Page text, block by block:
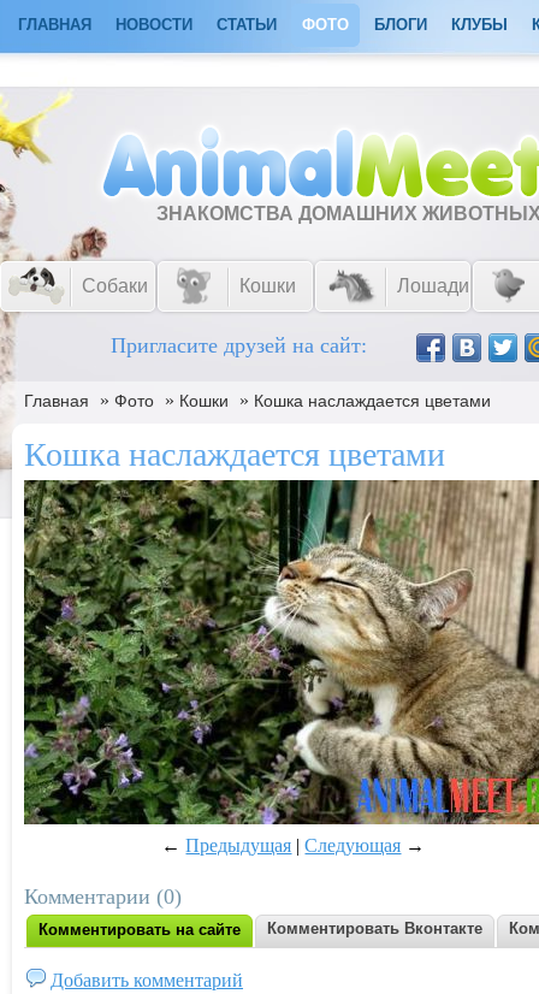
ГЛАВНАЯ НОВОСТИ СТАТЬИ ФОТО БЛОГИ КЛУБЫ
ЗНАКОМСТВА ДОМАШНИХ
Собаки Кошки Лошади
Пригласите друзей на сайт:
Главная » Фото » Кошки » Кошка наслаждается цветами
Кошка наслаждается цветами
←Предыдущая |Следующая →
Комментарии (0)
Комментировать на сайте Комментировать Вконтакте
Добавить комментарий